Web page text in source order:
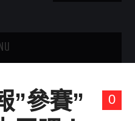
0
”參賽”